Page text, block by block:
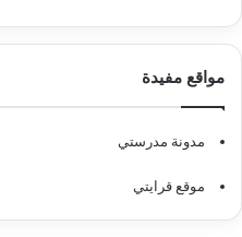
مواقع مفيدة
مدونة مدرستي
موقع قرايتي